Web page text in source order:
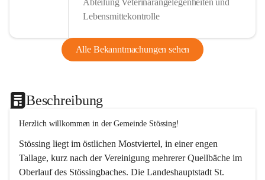
Abteilung Veterinärangelegenheiten und
Lebensmittekontrolle
Alle Bekanntmachungen sehen
Beschreibung
Herzlich willkommen in der Gemeinde Stössing!
Stössing liegt im östlichen Mostviertel, in einer engen
Tallage, kurz nach der Vereinigung mehrerer Quellbäche im
Oberlauf des Stössingbaches. Die Landeshauptstadt St.